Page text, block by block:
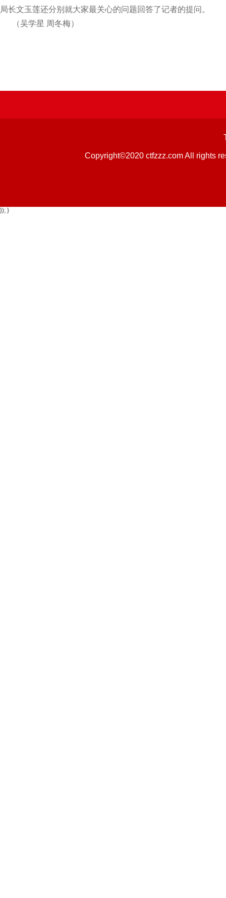
局长文玉莲还分别就大家最关心的问题回答了记者的提问。
（吴学星 周冬梅）
Copyright©2020 ctfzzz.com All rights
}); }